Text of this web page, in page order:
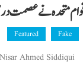
متحدہ نے عصمت
Fake
Featured
Nisar Ahmed Siddiqui